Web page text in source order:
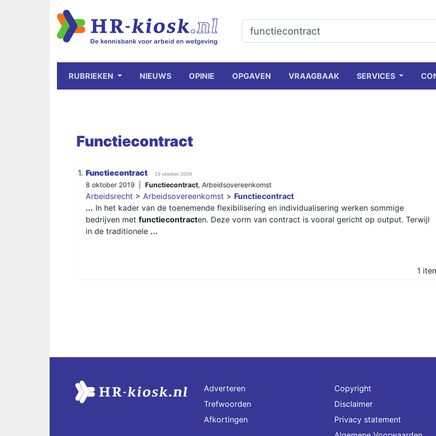
RUBRIEKEN NIEUWS OPINIE OPGAVEN VRAAGBAAK SERVICES
Functiecontract
1. Functiecontract 19 oktober 2009
8 oktober 2019 | Functiecontract, Arbeidsovereenkomst
Arbeidsrecht > Arbeidsovereenkomst > Functiecontract
... In het kader van de toenemende flexibilisering en individualisering werken sommige
bedrijven met functiecontracten. Deze vorm van contract is vooral gericht op output. Terwijl
in de traditionele ...
1
Adverteren
Trefwoorden
Afkortingen
Copyright
Disclaimer
Privacy statement